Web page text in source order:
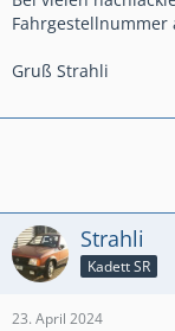
Gruß Strahli
Strahli
Kadett SR
23. April 2024